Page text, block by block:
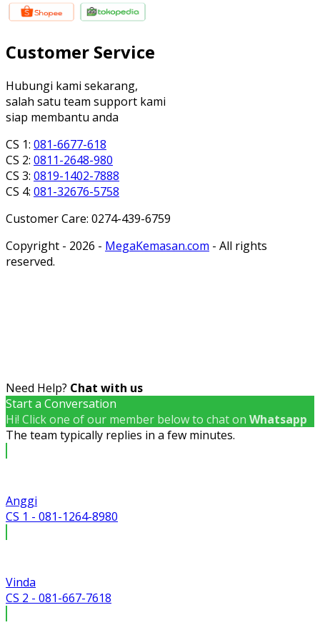
Customer Service
Hubungi kami sekarang,
salah satu team support kami
siap membantu anda
CS 1: 081-6677-618
CS 2: 0811-2648-980
CS 3: 0819-1402-7888
CS 4: 081-32676-5758
Customer Care: 0274-439-6759
Copyright - 2026 - MegaKemasan.com - All rights
reserved.
Need Help? Chat with us
Start a Conversation
Hi! Click one of our member below to chat on Whatsapp
The team typically replies in a few minutes.
Anggi
CS 1 - 081-1264-8980
Vinda
CS 2 - 081-667-7618